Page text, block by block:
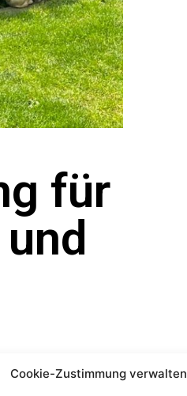
Cookie-Zustimmung verwalten
für